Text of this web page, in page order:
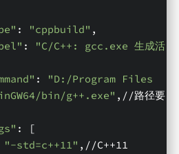
: "cppbuild" ,
:
"C/C++: gcc.exe 生成活
:
"D:/Program Files
bin/g++.exe" ,//路径要
: [
"-std=c++11" ,//C++11